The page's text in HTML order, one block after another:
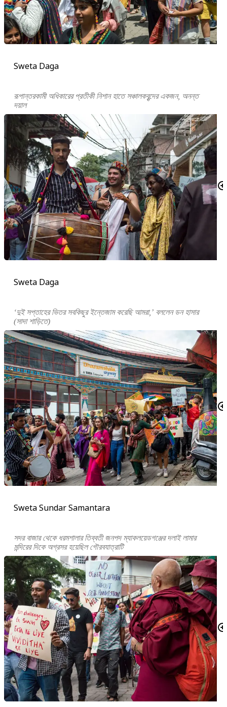
Sweta Daga
রূপান্তরকামী অধিকারের প্রতীকী নিশান হাতে সঞ্চালকবৃন্দের একজন, অনন্ত
দয়াল
Sweta Daga
‘দুই সপ্তাহের ভিতর সবকিছুর ইন্তেজাম করেছি আমরা,’ বললেন ডন হাসার
(সাদা শাড়িতে)
Sweta Sundar Samantara
সদর বাজার থেকে ধরমশালার তিব্বতী জনপদ ম্যাকলয়েডগঞ্জের দলাই লামার
মন্দিরের দিকে অগ্রসর হয়েছিল গৌরবযাত্রাটি